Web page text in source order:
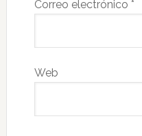
Correo electrónico *
Web